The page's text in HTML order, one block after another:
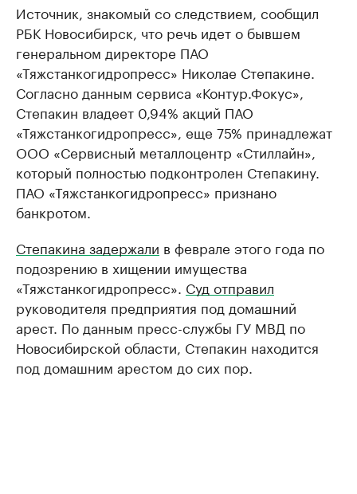
Источник, знакомый со следствием, сообщил
РБК Новосибирск, что речь идет о бывшем
генеральном директоре ПАО
«Тяжстанкогидропресс» Николае Степакине.
Согласно данным сервиса «Контур.Фокус»,
Степакин владеет 0,94% акций ПАО
«Тяжстанкогидропресс», еще 75% принадлежат
ООО «Сервисный металлоцентр «Стиллайн»,
который полностью подконтролен Степакину.
ПАО «Тяжстанкогидропресс» признано
банкротом.
Степакина задержали в феврале этого года по
подозрению в хищении имущества
«Тяжстанкогидропресс». Суд отправил
руководителя предприятия под домашний
арест. По данным пресс-службы ГУ МВД по
Новосибирской области, Степакин находится
под домашним арестом до сих пор.